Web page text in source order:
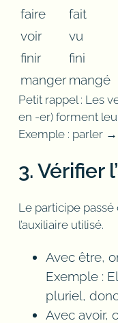
faire
fait
voir
vu
finir
fini
manger mangé
Petit rappel : Les
en -er) forment
Exemple : parler
3. Vérifier
Le participe passé
l’auxiliaire utilisé.
Avec être,
Exemple :
pluriel,
Avec avoir,